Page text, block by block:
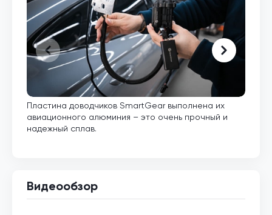
Пластина доводчиков SmartGear выполнена их
авиационного алюминия – это очень прочный и
надежный сплав.
Видеообзор